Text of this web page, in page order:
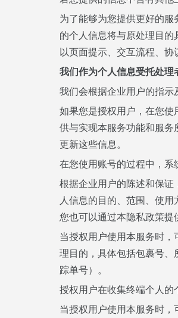
为了能够为您提供更好的
的个人信息将与原处理目
以页面提示、交互流程、
我们作为个人信息受托处
我们会根据企业用户的指
如果您是授权用户，在您
供与实现本服务功能和服
更新这些信息。
在您使用账号的过程中，
根据企业用户的陈述和保
人信息的目的、范围、使
您也可以通过本隐私政策
当授权用户使用本服务时
理目的，具体包括包裹号
踪单号）。
授权用户在收集终端个人
当授权用户使用本服务时